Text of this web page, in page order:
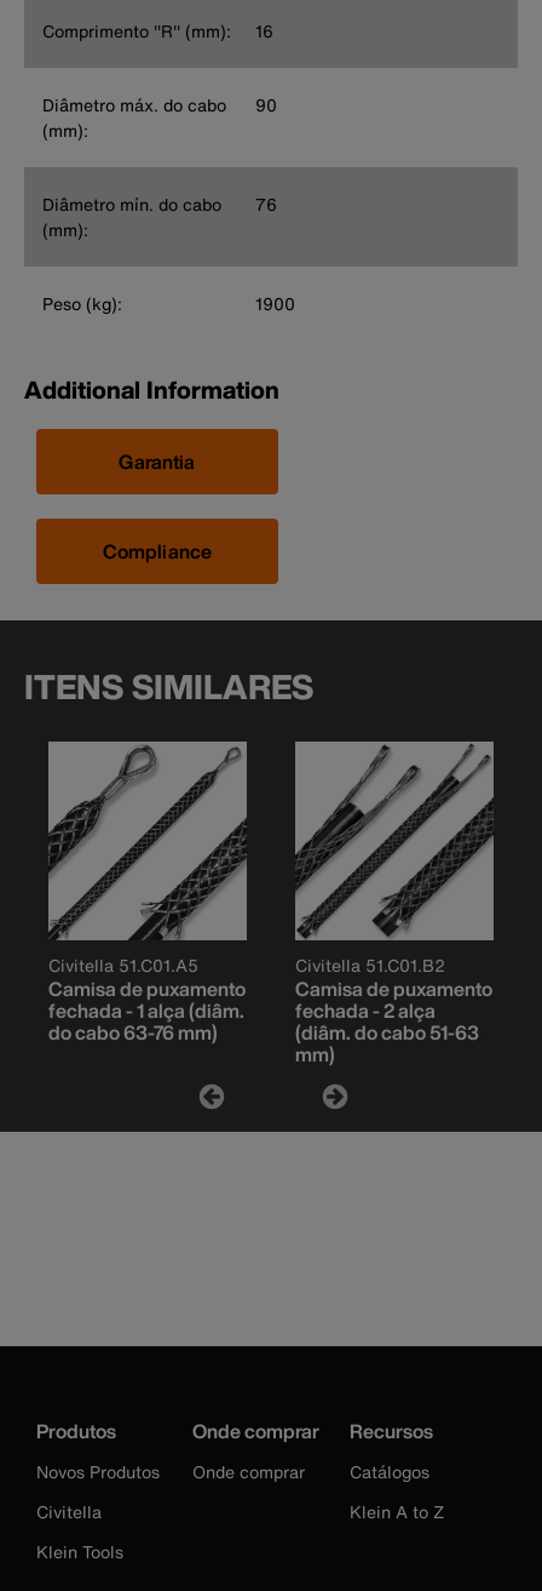
Comprimento ''R'' (mm): 16
Diâmetro máx. do cabo
(mm):
90
Diâmetro mín. do cabo
(mm):
76
Peso (kg): 1900
Additional Information
Garantia
Compliance
ITENS SIMILARES
Civitella 51.C01.A5
Camisa de puxamento
fechada - 1 alça (diâm.
do cabo 63-76 mm)
Civitella 51.C01.B2
Camisa de puxamento
fechada - 2 alça
(diâm. do cabo 51-63
mm)
Produtos
Novos Produtos
Civitella
Klein Tools
Onde comprar
Onde comprar
Recursos
Catálogos
Klein A to Z